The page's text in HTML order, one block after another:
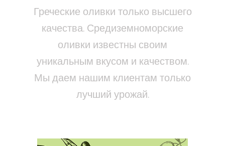
Греческие оливки только высшего
качества. Средиземноморские
оливки известны своим
уникальным вкусом и качеством.
Мы даем нашим клиентам только
лучший урожай.